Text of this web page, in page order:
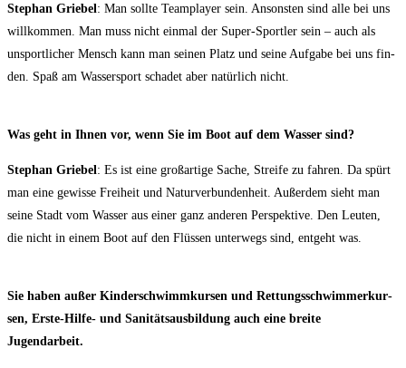
Ste­phan Grie­bel : Man soll­te Team­play­er sein. Ansons­ten sind alle bei uns
will­kom­men. Man muss nicht ein­mal der Super-Sport­ler sein – auch als
unsport­li­cher Mensch kann man sei­nen Platz und sei­ne Auf­ga­be bei uns fin­
den. Spaß am Was­ser­sport scha­det aber natür­lich nicht.
Was geht in Ihnen vor, wenn Sie im Boot auf dem Was­ser sind?
Ste­phan Grie­bel : Es ist eine groß­ar­ti­ge Sache, Strei­fe zu fah­ren. Da spürt
man eine gewis­se Frei­heit und Natur­ver­bun­den­heit. Außer­dem sieht man
sei­ne Stadt vom Was­ser aus einer ganz ande­ren Per­spek­ti­ve. Den Leu­ten,
die nicht in einem Boot auf den Flüs­sen unter­wegs sind, ent­geht was.
Sie haben außer Kin­der­schwimm­kur­sen und Ret­tungs­schwim­mer­kur­
sen, Ers­te-Hil­fe- und Sani­täts­aus­bil­dung auch eine brei­te
Jugendarbeit.